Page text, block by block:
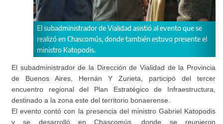
Vialidad asistió al evento que se
donde también estuvo presente el
Este encuentro regional tuvo
diversas aristas vinculadas al
El subadministrador de la Dirección de Vialidad de la Provincia
de Buenos Aires, Hernán Y Zurieta, participó del tercer
encuentro regional del Plan Estratégico de Infraestructura,
destinado a la zona este del territorio bonaerense.
El evento contó con la presencia del ministro Gabriel Katopodis
y se desarrolló en Chascomús, donde se reunieron